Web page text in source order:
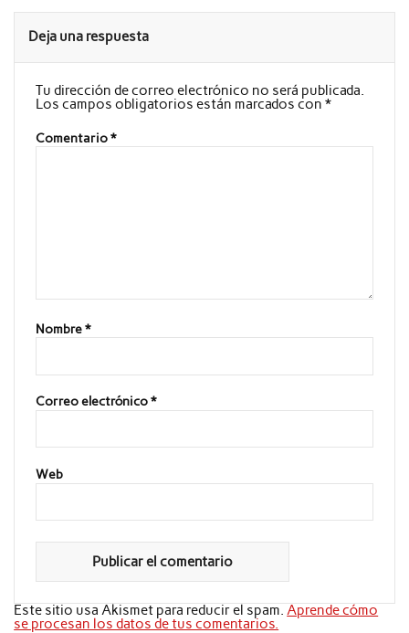
Deja una respuesta
Tu dirección de correo electrónico no será publicada.
Los campos obligatorios están marcados con *
Comentario*
Nombre*
Correo electrónico*
Web
Este sitio usa Akismet para reducir el spam.Aprende cómo
se procesan los datos de tus comentarios.